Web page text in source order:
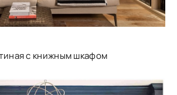
с книжным шкафом